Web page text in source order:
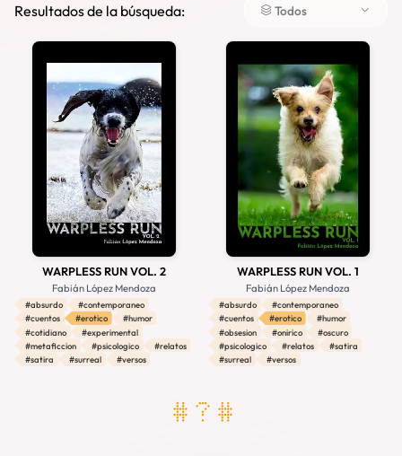
#aventura
#misterio #vampiros #verano
#fantasia-historica
#thriller
#robots #psicologico
#antologia
#experimental #autobiografia
#retro
#biografia #erotico
#filosofia #fantasmas
#realismo-magico
#hard-sci-fi
#extraterrestres #fantasia #gatos
#horror-cosmico
#espacial #espacio #halloween #magia
#steampunk
#primer-contacto #fantasia-historica #satira
#fantasia-epica
#fixup
#contemporaneo
Resultados de la búsqueda: Todos
WARPLESS RUN VOL. 2
Fabián López Mendoza
#absurdo
#contemporaneo
#cuentos
#erotico
#humor
#cotidiano
#experimental
#metaficcion
#psicologico
#relatos
#satira
#surreal #versos
WARPLESS RUN VOL. 1
Fabián López Mendoza
#absurdo
#contemporaneo
#cuentos
#erotico
#humor
#obsesion
#onirico
#oscuro
#psicologico
#relatos
#satira
#surreal
#versos
# ? #